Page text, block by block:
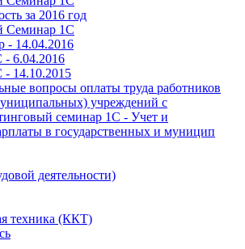
за 2016 год
Семинар 1С
- 14.04.2016
6.04.2016
14.10.2015
вопросы оплаты труда работников
учреждений с
семинар 1С - Учет и
в государственных и муницип
деятельности)
техника (ККТ)